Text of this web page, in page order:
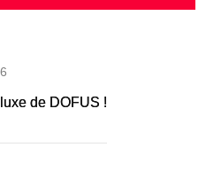
de DOFUS !